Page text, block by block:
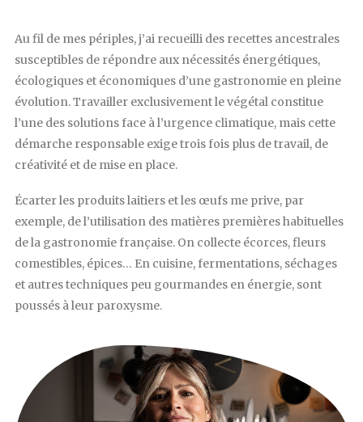
Au fil de mes périples, j’ai recueilli des recettes ancestrales
susceptibles de répondre aux nécessités énergétiques,
écologiques et économiques d’une gastronomie en pleine
évolution. Travailler exclusivement le végétal constitue
l’une des solutions face à l’urgence climatique, mais cette
démarche responsable exige trois fois plus de travail, de
créativité et de mise en place.
Écarter les produits laitiers et les œufs me prive, par
exemple, de l’utilisation des matières premières habituelles
de la gastronomie française. On collecte écorces, fleurs
comestibles, épices… En cuisine, fermentations, séchages
et autres techniques peu gourmandes en énergie, sont
poussés à leur paroxysme.